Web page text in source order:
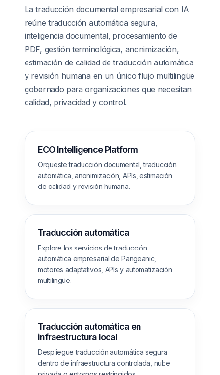
La traducción documental empresarial con IA
reúne traducción automática segura,
inteligencia documental, procesamiento de
PDF, gestión terminológica, anonimización,
estimación de calidad de traducción automática
y revisión humana en un único flujo multilingüe
gobernado para organizaciones que necesitan
calidad, privacidad y control.
ECO Intelligence Platform
Orqueste traducción documental, traducción
automática, anonimización, APIs, estimación
de calidad y revisión humana.
Traducción automática
Explore los servicios de traducción
automática empresarial de Pangeanic,
motores adaptativos, APIs y automatización
multilingüe.
Traducción automática en
infraestructura local
Despliegue traducción automática segura
dentro de infraestructura controlada, nube